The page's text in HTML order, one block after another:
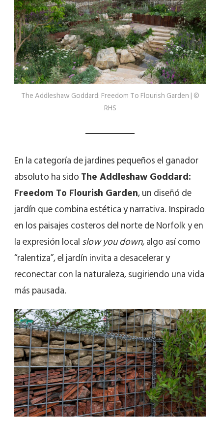
The Addleshaw Goddard: Freedom To Flourish Garden | ©
RHS
En la categoría de jardines pequeños el ganador
absoluto ha sidoThe Addleshaw Goddard:
Freedom To Flourish Garden, un diseñó de
jardín que combina estética y narrativa. Inspirado
en los paisajes costeros del norte de Norfolk y en
la expresión localslow you down, algo así como
“ralentiza”, el jardín invita a desacelerar y
reconectar con la naturaleza, sugiriendo una vida
más pausada.